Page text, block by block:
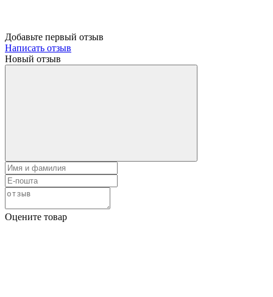
Добавьте первый отзыв
Написать отзыв
Новый отзыв
Оцените товар